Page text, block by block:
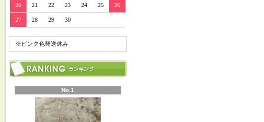
20 21 22 23 24 25 26
27 28 29 30
※ピンク色発送休み
No.1